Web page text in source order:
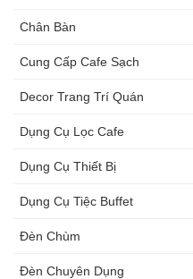
Chân Bàn
Cung Cấp Cafe Sạch
Decor Trang Trí Quán
Dụng Cụ Lọc Cafe
Dụng Cụ Thiết Bị
Dụng Cụ Tiệc Buffet
Đèn Chùm
Đèn Chuyên Dụng